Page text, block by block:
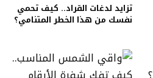
تزايد لدغات القراد.. كيف تحمي
نفسك من هذا الخطر المتنامي؟